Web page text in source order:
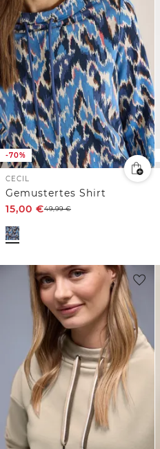
-70%
CECIL
Gemustertes Shirt
15,00 €49,99€